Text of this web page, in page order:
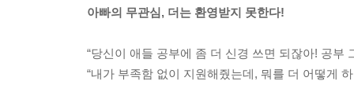
아빠의 무관심, 더는 환영받지 못한다!
“당신이 애들 공부에 좀 더 신경 쓰면 되잖아! 공부
“내가 부족함 없이 지원해줬는데, 뭐를 더 어떻게